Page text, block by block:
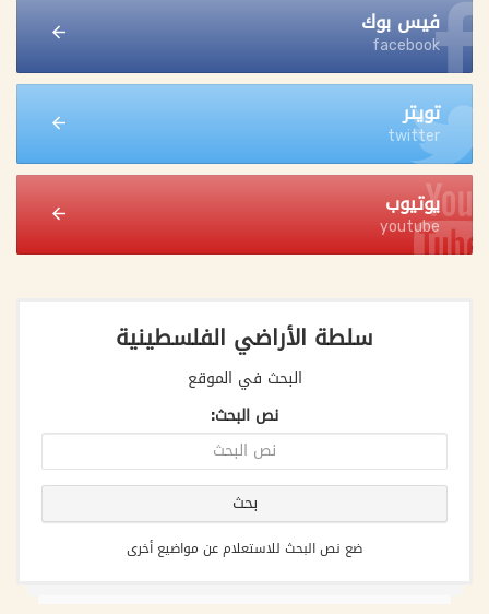
فيس بوك
facebook
تويتر
twitter
يوتيوب
youtube
سلطة الأراضي الفلسطينية
البحث في الموقع
نص البحث:
ضع نص البحث للاستعلام عن مواضيع أخرى